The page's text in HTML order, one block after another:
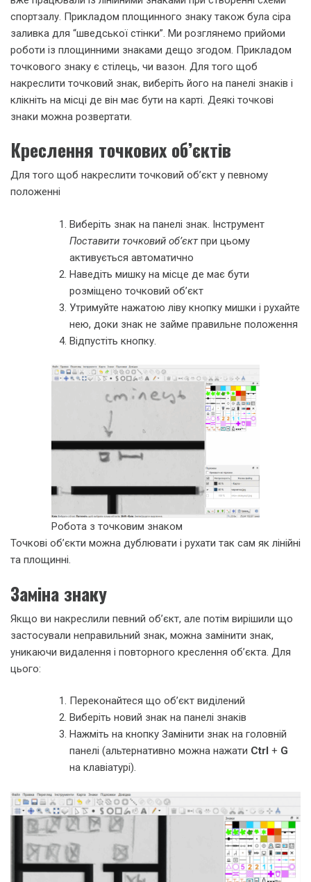
спортзалу. Прикладом площинного знаку також була сіра
заливка для “шведської стінки”. Ми розглянемо прийоми
роботи із площинними знаками дещо згодом. Прикладом
точкового знаку є стілець, чи вазон. Для того щоб
накреслити точковий знак, виберіть його на панелі знаків і
клікніть на місці де він має бути на карті. Деякі точкові
знаки можна розвертати.
Креслення точкових об’єктів
Для того щоб накреслити точковий об’єкт у певному
положенні
Виберіть знак на панелі знак. Інструмент
Поставити точковий об’єктпри цьому
активується автоматично
Наведіть мишку на місце де має бути
розміщено точковий об’єкт
Утримуйте нажатою ліву кнопку мишки і рухайте
нею, доки знак не займе правильне положення
Відпустіть кнопку.
Робота з точковим знаком
Точкові об’єкти можна дублювати і рухати так сам як лінійні
та площинні.
Заміна знаку
Якщо ви накреслили певний об’єкт, але потім вирішили що
застосували неправильний знак, можна замінити знак,
уникаючи видалення і повторного креслення об’єкта. Для
цього:
Переконайтеся що об’єкт виділений
Виберіть новий знак на панелі знаків
Нажміть на кнопку Замінити знак на головній
панелі (альтернативно можна нажати Ctrl + G
на клавіатурі).